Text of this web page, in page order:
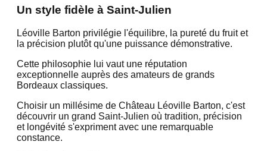
Un style fidèle à Saint-Julien
Léoville Barton privilégie l'équilibre, la pureté du fruit et
la précision plutôt qu'une puissance démonstrative.
Cette philosophie lui vaut une réputation
exceptionnelle auprès des amateurs de grands
Bordeaux classiques.
Choisir un millésime de Château Léoville Barton, c'est
découvrir un grand Saint-Julien où tradition, précision
et longévité s'expriment avec une remarquable
constance.